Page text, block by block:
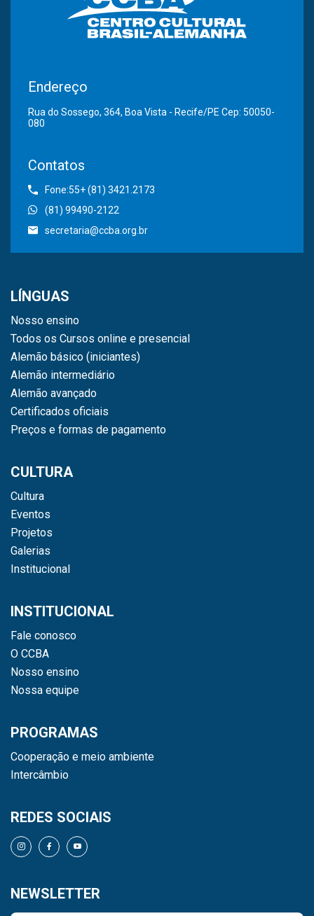
Endereço
Rua do Sossego, 364, Boa Vista - Recife/PE Cep: 50050-
080
Contatos
Fone:55+ (81) 3421.2173
(81) 99490-2122
secretaria@ccba.org.br
LÍNGUAS
Nosso ensino
Todos os Cursos online e presencial
Alemão básico (iniciantes)
Alemão intermediário
Alemão avançado
Certificados oficiais
Preços e formas de pagamento
CULTURA
Cultura
Eventos
Projetos
Galerias
Institucional
INSTITUCIONAL
Fale conosco
O CCBA
Nosso ensino
Nossa equipe
PROGRAMAS
Cooperação e meio ambiente
Intercâmbio
REDES SOCIAIS
NEWSLETTER